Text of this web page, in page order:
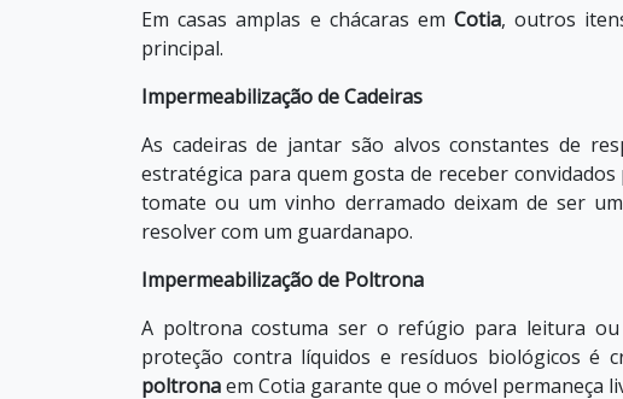
Em casas amplas e chácaras em Cotia, outros
principal.
Impermeabilização de Cadeiras
As cadeiras de jantar são alvos constantes de
estratégica para quem gosta de receber
tomate ou um vinho derramado deixam de ser
resolver com um guardanapo.
Impermeabilização de Poltrona
A poltrona costuma ser o refúgio para leitura ou
proteção contra líquidos e resíduos biológicos é
poltronaem Cotia garante que o móvel permaneça